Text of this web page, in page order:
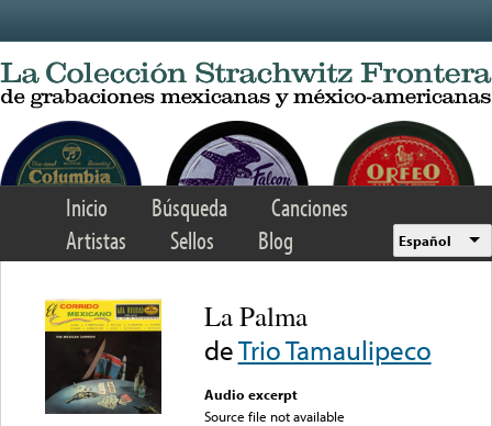
Inicio Búsqueda
Canciones
Artistas
Sellos Blog Español
La Palma
deTrio Tamaulipeco
Audio excerpt
Source file not available